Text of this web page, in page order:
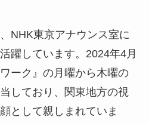
NHK東京アナウンス室に
躍しています。2024年4月
ーク』の月曜から木曜の
しており、関東地方の視
として親しまれていま